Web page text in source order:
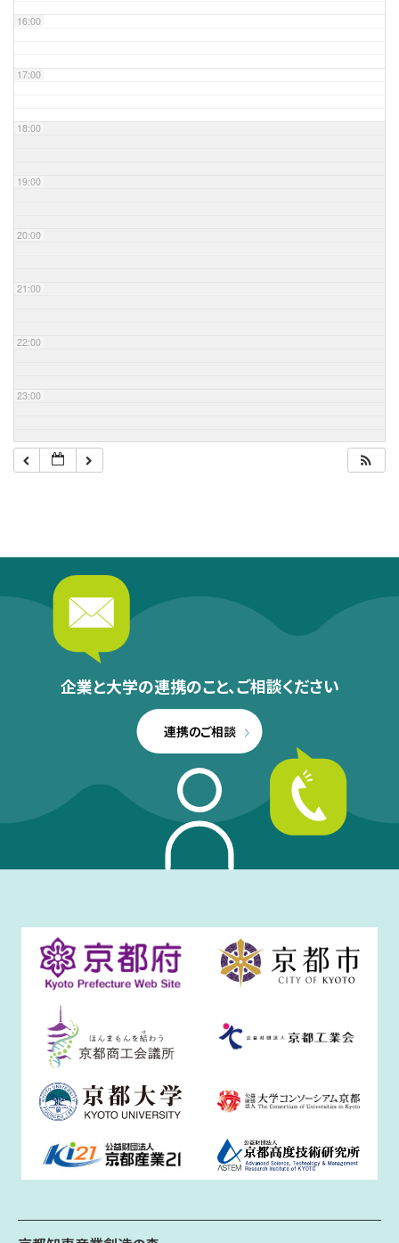
16:00
17:00
18:00
19:00
20:00
21:00
22:00
23:00
企業と大学の連携のこと、ご相談ください
連携のご相談